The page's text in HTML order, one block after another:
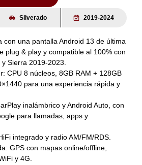
Silverado 2019-2024
con una pantalla Android 13 de última
plug & play y compatible al 100% con
Sierra 2019-2023.
CPU 8 núcleos, 8GB RAM + 128GB
para una experiencia rápida y
inalámbrico y Android Auto, con
para llamadas, apps y
integrado y radio AM/FM/RDS.
GPS con mapas online/offline,
y 4G.